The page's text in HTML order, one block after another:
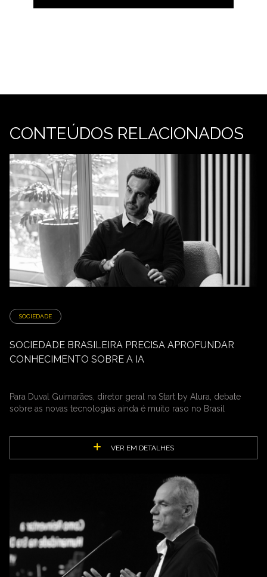
CONTEÚDOS RELACIONADOS
SOCIEDADE
SOCIEDADE BRASILEIRA PRECISA APROFUNDAR
CONHECIMENTO SOBRE A IA
Para Duval Guimarães, diretor geral na Start by Alura, debate
sobre as novas tecnologias ainda é muito raso no Brasil
VER EM DETALHES